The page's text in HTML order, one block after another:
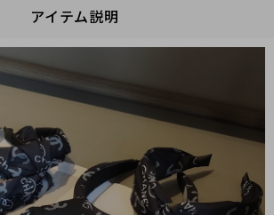
アイテム説明